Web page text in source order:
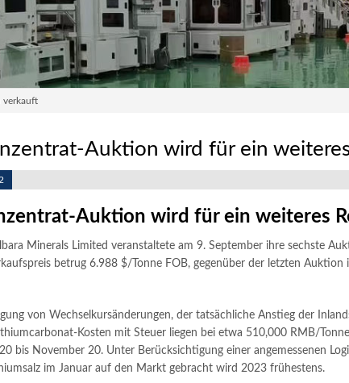
verkauft
Auktion wird für ein
Auktion wird für ein weiteres
Minerals Limited veranstaltete am 9. September ihre sechste
betrug 6.988 $/Tonne FOB, gegenüber der letzten
von Wechselkursänderungen, der tatsächliche Anstieg der
Kosten mit Steuer liegen bei etwa 510,000 RMB/
bis November 20. Unter Berücksichtigung einer angemessenen
im Januar auf den Markt gebracht wird 2023 frühestens.